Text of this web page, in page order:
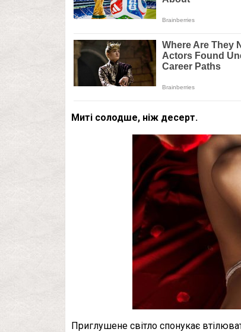
Миті солодше, ніж десерт.
Приглушене світло спонукає